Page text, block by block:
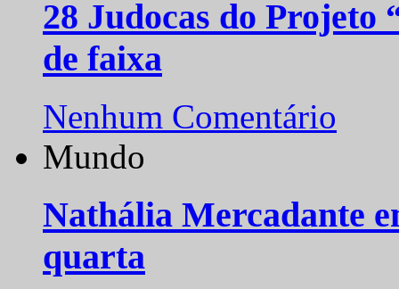
28 Judocas do
de faixa
Nenhum Comentário
Mundo
Nathália Mercadante
quarta